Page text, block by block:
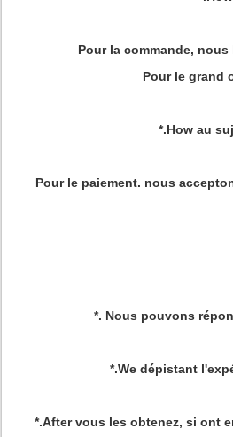
Pour la commande, nous
Pour le grand
*.How au
Pour le paiement. nous
*. Nous pouvons
*.We dépistant
*.After vous les obtenez, si ont